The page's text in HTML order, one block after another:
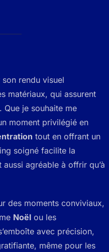
son rendu visuel
matériaux, qui assurent
Que je souhaite me
moment privilégié en
tout en offrant un
soigné facilite la
agréable à offrir qu’à
des moments conviviaux,
Noël ou les
avec précision,
même pour les